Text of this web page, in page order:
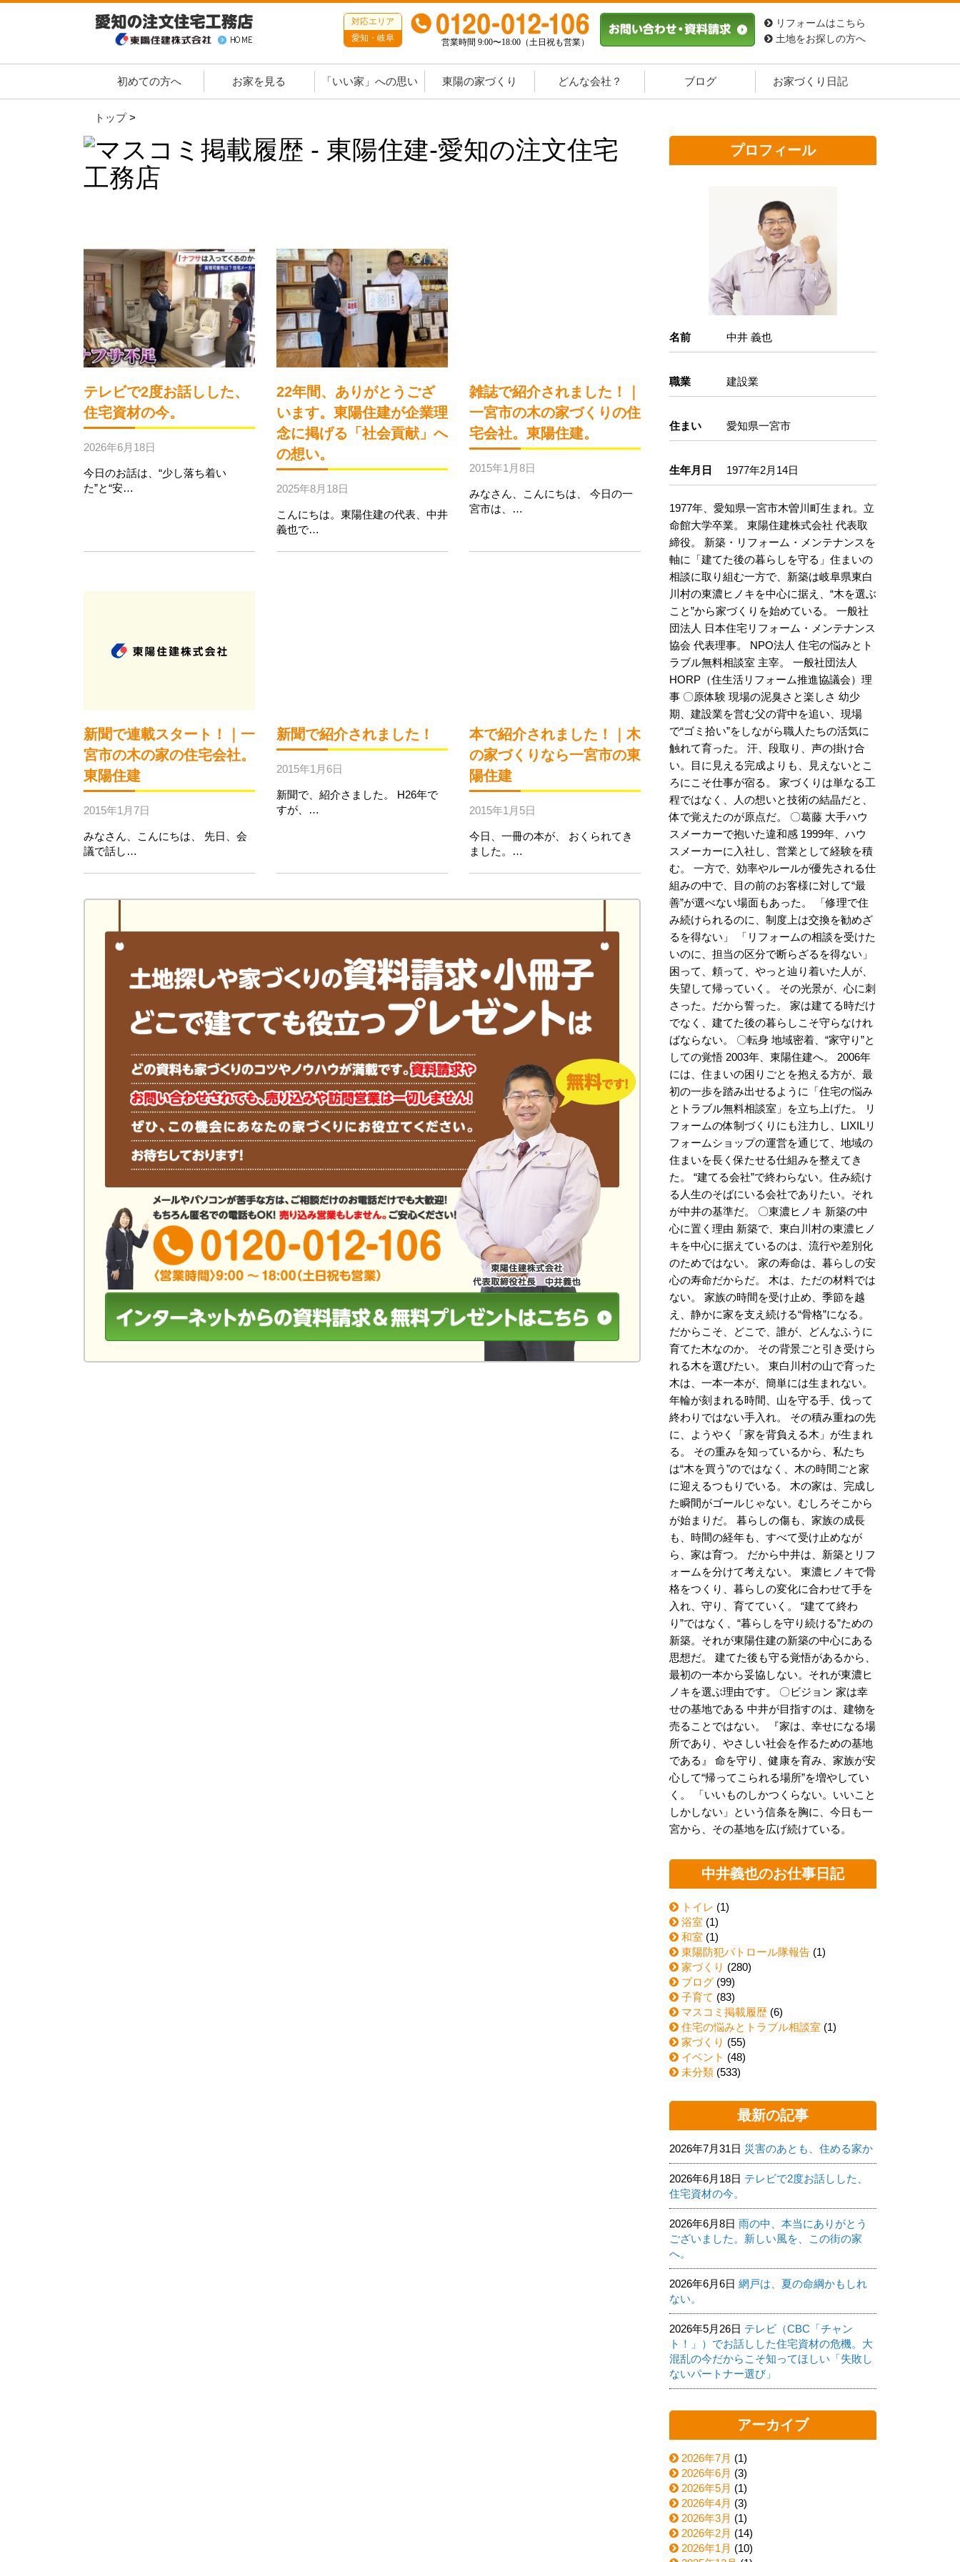
対応エリア
愛知・岐阜
営業時間 9:00〜18:00（土日祝も営業）
リフォームはこちら
土地をお探しの方へ
初めての方へ お家を見る 「いい家」への思い 東陽の家づくり どんな会社？ ブログ お家づくり日記
トップ>
テレビで2度お話しした、
住宅資材の今。
2026年6月18日
今日のお話は、“少し落ち着い
た”と“安…
22年間、ありがとうござ
います。東陽住建が企業理
念に掲げる「社会貢献」へ
の想い。
2025年8月18日
こんにちは。東陽住建の代表、中井
義也で…
雑誌で紹介されました！｜
一宮市の木の家づくりの住
宅会社。東陽住建。
2015年1月8日
みなさん、こんにちは、 今日の一
宮市は、…
新聞で連載スタート！｜一
宮市の木の家の住宅会社。
東陽住建
2015年1月7日
みなさん、こんにちは、 先日、会
議で話し…
新聞で紹介されました！
2015年1月6日
新聞で、紹介さました。 H26年で
すが、…
本で紹介されました！｜木
の家づくりなら一宮市の東
陽住建
2015年1月5日
今日、一冊の本が、 おくられてき
ました。…
プロフィール
名前 中井 義也
職業 建設業
住まい 愛知県一宮市
生年月日 1977年2月14日
1977年、愛知県一宮市木曽川町生まれ。立
命館大学卒業。 東陽住建株式会社 代表取
締役。 新築・リフォーム・メンテナンスを
軸に「建てた後の暮らしを守る」住まいの
相談に取り組む一方で、新築は岐阜県東白
川村の東濃ヒノキを中心に据え、“木を選ぶ
こと”から家づくりを始めている。 一般社
団法人 日本住宅リフォーム・メンテナンス
協会 代表理事。 NPO法人 住宅の悩みとト
ラブル無料相談室 主宰。 一般社団法人
HORP（住生活リフォーム推進協議会）理
事 〇原体験 現場の泥臭さと楽しさ 幼少
期、建設業を営む父の背中を追い、現場
で“ゴミ拾い”をしながら職人たちの活気に
触れて育った。 汗、段取り、声の掛け合
い。目に見える完成よりも、見えないとこ
ろにこそ仕事が宿る。 家づくりは単なる工
程ではなく、人の想いと技術の結晶だと、
体で覚えたのが原点だ。 〇葛藤 大手ハウ
スメーカーで抱いた違和感 1999年、ハウ
スメーカーに入社し、営業として経験を積
む。 一方で、効率やルールが優先される仕
組みの中で、目の前のお客様に対して“最
善”が選べない場面もあった。 「修理で住
み続けられるのに、制度上は交換を勧めざ
るを得ない」 「リフォームの相談を受けた
いのに、担当の区分で断らざるを得ない」
困って、頼って、やっと辿り着いた人が、
失望して帰っていく。 その光景が、心に刺
さった。だから誓った。 家は建てる時だけ
でなく、建てた後の暮らしこそ守らなけれ
ばならない。 〇転身 地域密着、“家守り”と
しての覚悟 2003年、東陽住建へ。 2006年
には、住まいの困りごとを抱える方が、最
初の一歩を踏み出せるように「住宅の悩み
とトラブル無料相談室」を立ち上げた。 リ
フォームの体制づくりにも注力し、LIXILリ
フォームショップの運営を通じて、地域の
住まいを長く保たせる仕組みを整えてき
た。 “建てる会社”で終わらない。住み続け
る人生のそばにいる会社でありたい。それ
が中井の基準だ。 〇東濃ヒノキ 新築の中
心に置く理由 新築で、東白川村の東濃ヒノ
キを中心に据えているのは、流行や差別化
のためではない。 家の寿命は、暮らしの安
心の寿命だからだ。 木は、ただの材料では
ない。 家族の時間を受け止め、季節を越
え、静かに家を支え続ける“骨格”になる。
だからこそ、どこで、誰が、どんなふうに
育てた木なのか。 その背景ごと引き受けら
れる木を選びたい。 東白川村の山で育った
木は、一本一本が、簡単には生まれない。
年輪が刻まれる時間、山を守る手、伐って
終わりではない手入れ。 その積み重ねの先
に、ようやく「家を背負える木」が生まれ
る。 その重みを知っているから、私たち
は“木を買う”のではなく、木の時間ごと家
に迎えるつもりでいる。 木の家は、完成し
た瞬間がゴールじゃない。むしろそこから
が始まりだ。 暮らしの傷も、家族の成長
も、時間の経年も、すべて受け止めなが
ら、家は育つ。 だから中井は、新築とリフ
ォームを分けて考えない。 東濃ヒノキで骨
格をつくり、暮らしの変化に合わせて手を
入れ、守り、育てていく。 “建てて終わ
り”ではなく、“暮らしを守り続ける”ための
新築。それが東陽住建の新築の中心にある
思想だ。 建てた後も守る覚悟があるから、
最初の一本から妥協しない。それが東濃ヒ
ノキを選ぶ理由です。 〇ビジョン 家は幸
せの基地である 中井が目指すのは、建物を
売ることではない。 『家は、幸せになる場
所であり、やさしい社会を作るための基地
である』 命を守り、健康を育み、家族が安
心して“帰ってこられる場所”を増やしてい
く。 「いいものしかつくらない。いいこと
しかしない」という信条を胸に、今日も一
宮から、その基地を広げ続けている。
中井義也のお仕事日記
トイレ (1)
浴室 (1)
和室 (1)
東陽防犯パトロール隊報告 (1)
家づくり (280)
ブログ (99)
子育て (83)
マスコミ掲載履歴 (6)
住宅の悩みとトラブル相談室 (1)
家づくり (55)
イベント (48)
未分類 (533)
最新の記事
2026年7月31日 災害のあとも、住める家か
2026年6月18日 テレビで2度お話しした、
住宅資材の今。
2026年6月8日 雨の中、本当にありがとう
ございました。新しい風を、この街の家
へ。
2026年6月6日 網戸は、夏の命綱かもしれ
ない。
2026年5月26日 テレビ（CBC「チャン
ト！」）でお話しした住宅資材の危機。大
混乱の今だからこそ知ってほしい「失敗し
ないパートナー選び」
アーカイブ
2026年7月 (1)
2026年6月 (3)
2026年5月 (1)
2026年4月 (3)
2026年3月 (1)
2026年2月 (14)
2026年1月 (10)